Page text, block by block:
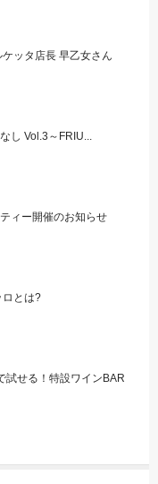
ケッタ店長 早乙女さん
し Vol.3～FRIU...
ィー開催のお知らせ
ロとは?
試せる！特設ワインBAR